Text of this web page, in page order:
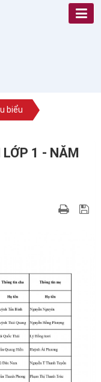
biểu
LỚP 1 - NĂM